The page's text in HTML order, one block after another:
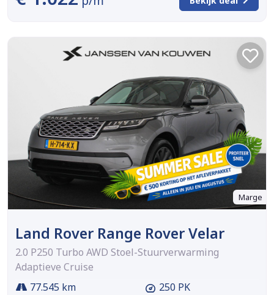
Marge
Land Rover Range Rover Velar
2.0 P250 Turbo AWD Stoel-Stuurverwarming
Adaptieve Cruise
77.545 km
250 PK